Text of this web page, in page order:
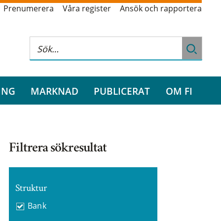
Prenumerera Våra register Ansök och rapportera
MARKNAD PUBLICERAT OM FI
Filtrera sökresultat
Struktur
Bank